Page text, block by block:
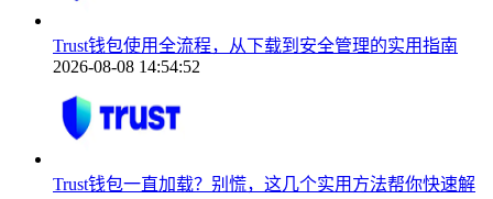
Trust钱包使用全流程，从下载到安全管理的实用指南
2026-08-08 14:54:52
Trust钱包一直加载？别慌，这几个实用方法帮你快速解